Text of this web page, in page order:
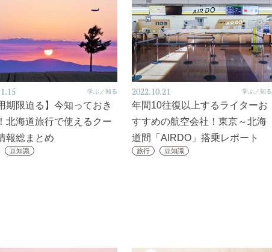
学ぶ／知る
期限迫る】今知っておき
北海道旅行で使えるクー
報総まとめ
豆知識
2022.10.21 学ぶ／知る
年間10往復以上するライターお
すすめの航空会社！東京～北海
道間「AIRDO」搭乗レポート
旅行 豆知識